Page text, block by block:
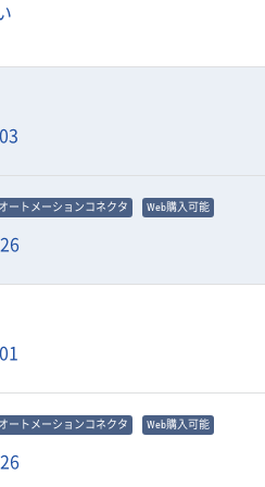
オートメーションコネクタ Web購入可能
オートメーションコネクタ Web購入可能